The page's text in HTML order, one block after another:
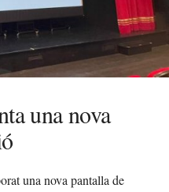
una nova
una nova pantalla de